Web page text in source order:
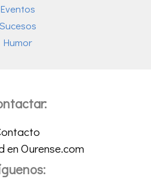
Eventos
Sucesos
Humor
en Ourense.com